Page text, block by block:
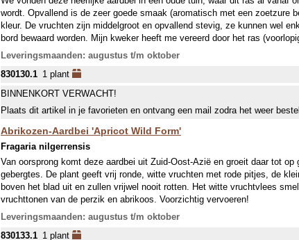
wordt. Opvallend is de zeer goede smaak (aromatisch met een zoetzure
kleur. De vruchten zijn middelgroot en opvallend stevig, ze kunnen wel
bord bewaard worden. Mijn kweker heeft me vereerd door het ras
noemen…! (bnkk)
mondjesmaat leverbaar zijn. In juli wordt jaarlijks een nieuwe teelt door
welke in september wordt geleverd. In april-mei kunnen we een deel van
Leveringsmaanden: augustus t/m oktober
830130.1 1 plant
BINNENKORT VERWACHT!
Plaats dit artikel in je favorieten en ontvang een mail zodra het weer
Abrikozen-Aardbei 'Apricot Wild Form'
Fragaria nilgerrensis
Van oorsprong komt deze aardbei uit Zuid-Oost-Azië en groeit daar tot op
gebergtes. De plant geeft vrij ronde, witte vruchten met rode pitjes, de
boven het blad uit en zullen vrijwel nooit rotten. Het witte vruchtvlees
vruchttonen van de perzik en abrikoos. Voorzichtig vervoeren!
Onze collectie aardbeien bestaat voor een deel uit zeldzame oude rassen,
Leveringsmaanden: augustus t/m oktober
830133.1 1 plant